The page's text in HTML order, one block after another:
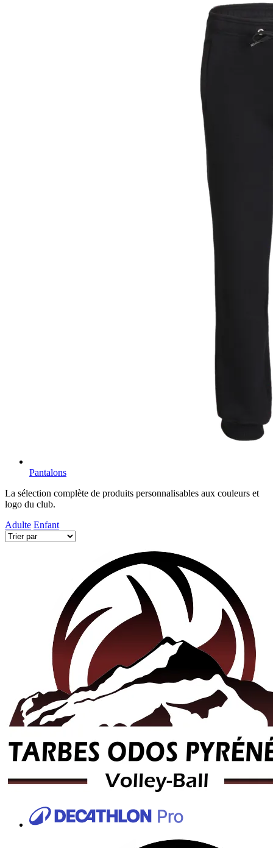
Pantalons
La sélection complète de produits personnalisables aux couleurs et
logo du club.
Adulte Enfant